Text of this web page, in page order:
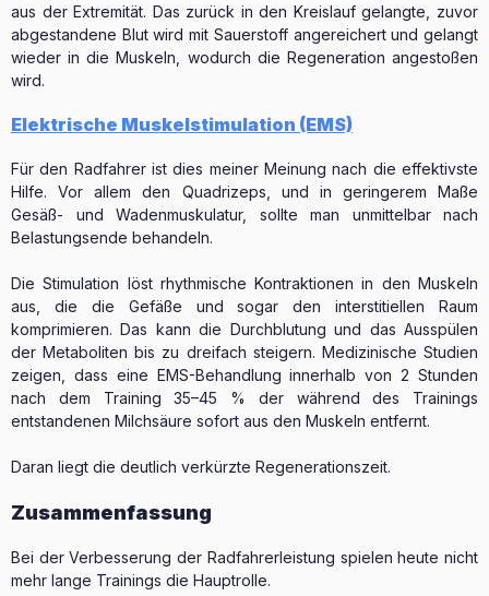
aus der Extremität. Das zurück in den Kreislauf gelangte, zuvor
abgestandene Blut wird mit Sauerstoff angereichert und gelangt
wieder in die Muskeln, wodurch die Regeneration angestoßen
wird.
Elektrische Muskelstimulation (EMS)
Für den Radfahrer ist dies meiner Meinung nach die effektivste
Hilfe. Vor allem den Quadrizeps, und in geringerem Maße
Gesäß- und Wadenmuskulatur, sollte man unmittelbar nach
Belastungsende behandeln.
Die Stimulation löst rhythmische Kontraktionen in den Muskeln
aus, die die Gefäße und sogar den interstitiellen Raum
komprimieren. Das kann die Durchblutung und das Ausspülen
der Metaboliten bis zu dreifach steigern. Medizinische Studien
zeigen, dass eine EMS-Behandlung innerhalb von 2 Stunden
nach dem Training 35–45 % der während des Trainings
entstandenen Milchsäure sofort aus den Muskeln entfernt.
Daran liegt die deutlich verkürzte Regenerationszeit.
Zusammenfassung
Bei der Verbesserung der Radfahrerleistung spielen heute nicht
mehr lange Trainings die Hauptrolle.